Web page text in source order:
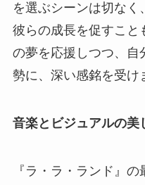
を選ぶシーンは切な
彼らの成長を促すこと
の夢を応援しつつ、自
勢に、深い感銘を受け
音楽とビジュアルの美
『ラ・ラ・ランド』